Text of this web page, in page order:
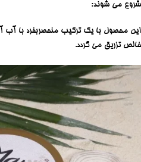
شروع می شوند:
این محصول با یک ترکیب منحصربفرد با آب
خالص تزریق می گردد.